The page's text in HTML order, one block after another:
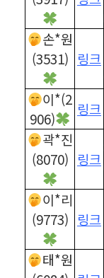
손*원
(3531) 링크
이*(2
906)
링크
곽*진
(8070) 링크
이*리
(9773) 링크
태*원